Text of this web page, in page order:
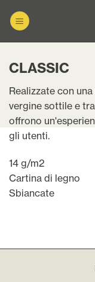
CLASSIC
Realizzate con
vergine sottile e
offrono
gli utenti.
14 g/m2
Cartina di legno
Sbiancate